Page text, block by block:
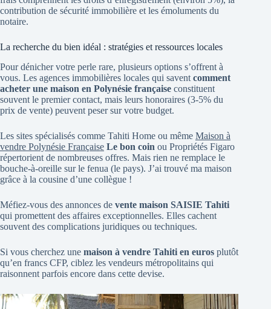
contribution de sécurité immobilière et les émoluments du
notaire.
La recherche du bien idéal : stratégies et ressources locales
Pour dénicher votre perle rare, plusieurs options s’offrent à
vous. Les agences immobilières locales qui savent comment
acheter une maison en Polynésie française constituent
souvent le premier contact, mais leurs honoraires (3-5% du
prix de vente) peuvent peser sur votre budget.
Les sites spécialisés comme Tahiti Home ou même Maison à
vendre Polynésie Française Le bon coin ou Propriétés Figaro
répertorient de nombreuses offres. Mais rien ne remplace le
bouche-à-oreille sur le fenua (le pays). J’ai trouvé ma maison
grâce à la cousine d’une collègue !
Méfiez-vous des annonces de vente maison SAISIE Tahiti
qui promettent des affaires exceptionnelles. Elles cachent
souvent des complications juridiques ou techniques.
Si vous cherchez une maison à vendre Tahiti en euros plutôt
qu’en francs CFP, ciblez les vendeurs métropolitains qui
raisonnent parfois encore dans cette devise.